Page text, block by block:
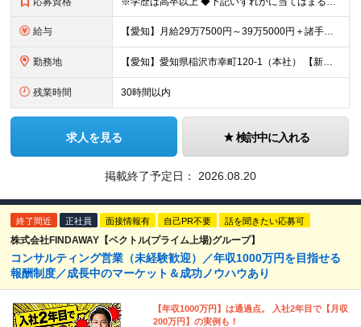
給与 【愛知】月給29万7500円～39万5000円＋諸手当＋賞与 【新潟】月給25万3500円～33万8500円＋諸手当＋賞与 ※経験や能力を充分に考慮したうえで加給優遇します。 ※残業代は全額別途支給
勤務地 【愛知】愛知県稲沢市幸町120-1（本社） 【新潟】新潟県新潟市中央区笹口一丁目2番地 プラーカ2 3階（株式会社日立製作所 新潟支店内） ～出張について～ ▼愛知 東海エリアを中心に出張があります
残業時間 30時間以内
求人を見る 検討中に入れる
掲載終了予定日： 2026.08.20
終了間近 正社員 面接情報有 自己PR不要 話を聞きたい応募可
株式会社FINDAWAY【ベクトル(プライム上場)グループ】
コンサルティング営業（未経験歓迎）／年収1000万円を目指せる
報酬制度／成長中のマーケット＆成功ノウハウあり
【年収1000万円】は通過点。 入社2年目で【月収
200万円】の実例も！